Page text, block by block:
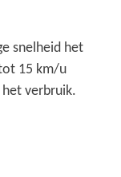
snelheid het
15 km/u
verbruik.